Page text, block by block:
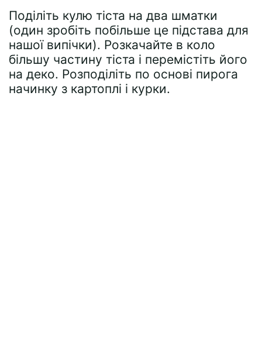
Поділіть кулю тіста на два шматки
(один зробіть побільше це підстава для
нашої випічки). Розкачайте в коло
більшу частину тіста і перемістіть його
на деко. Розподіліть по основі пирога
начинку з картоплі і курки.